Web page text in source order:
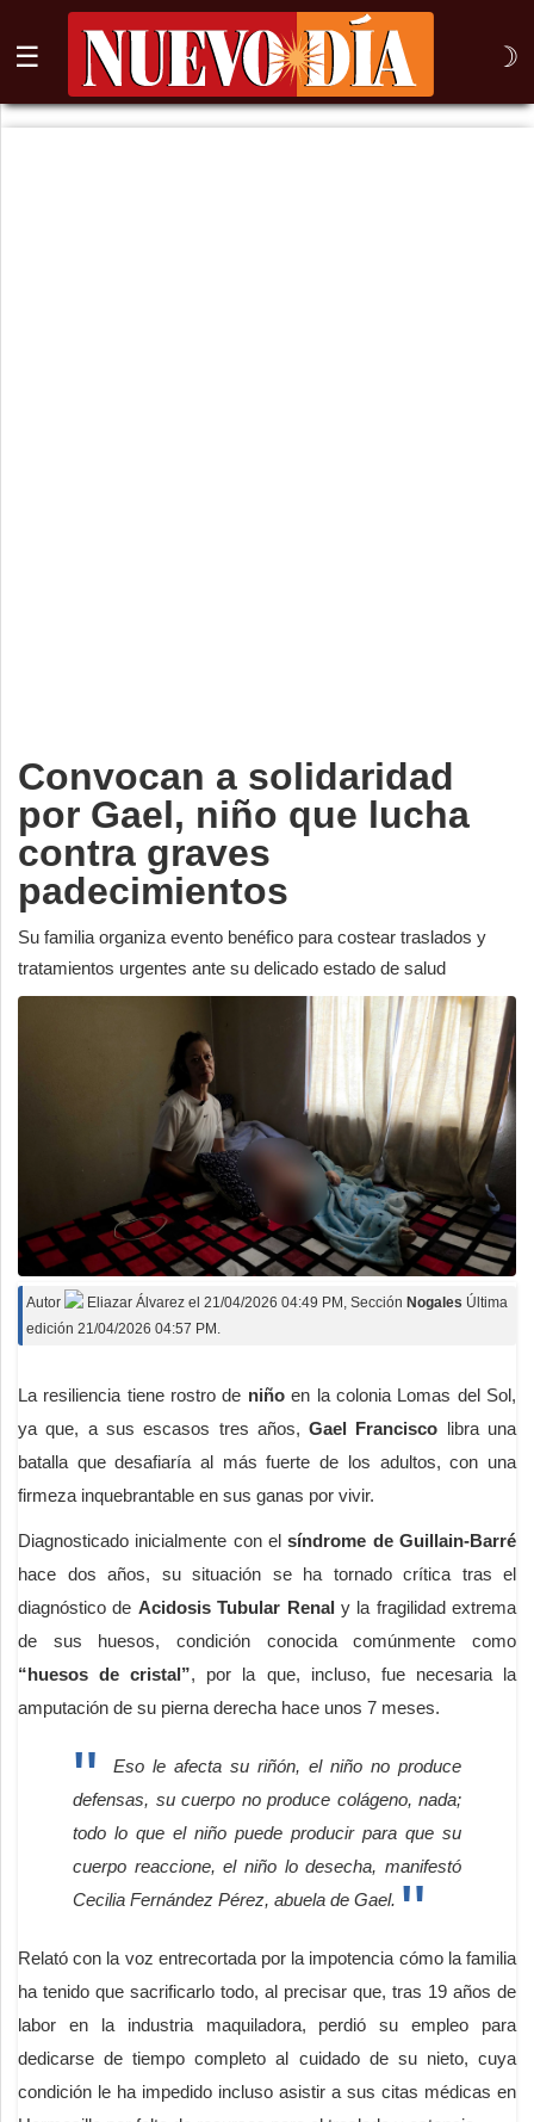
☰ ☽
⌕
Convocan a solidaridad
por Gael, niño que lucha
contra graves
padecimientos
Su familia organiza evento benéfico para costear traslados y
tratamientos urgentes ante su delicado estado de salud
Autor Eliazar Álvarez el 21/04/2026 04:49 PM , Sección Nogales Última
edición 21/04/2026 04:57 PM.
La resiliencia tiene rostro de niñoen la colonia Lomas del Sol,
ya que, a sus escasos tres años,Gael Francisco libra una
batalla que desafiaría al más fuerte de los adultos, con una
firmeza inquebrantable en sus ganas por vivir.
Diagnosticado inicialmente con elsíndrome de Guillain-Barré
hace dos años, su situación se ha tornado crítica tras el
diagnóstico de Acidosis Tubular Renal y la fragilidad extrema
de sus huesos, condición conocida comúnmente como
“huesos de cristal”, por la que, incluso, fue necesaria la
amputación de su pierna derecha hace unos 7 meses.
Eso le afecta su riñón, el niño no produce
defensas, su cuerpo no produce colágeno, nada;
todo lo que el niño puede producir para que su
cuerpo reaccione, el niño lo desecha, manifestó
Cecilia Fernández Pérez, abuela de Gael.
Relató con la voz entrecortada por la impotencia cómo la familia
ha tenido que sacrificarlo todo, al precisar que, tras 19 años de
labor en la industria maquiladora, perdió su empleo para
dedicarse de tiempo completo al cuidado de su nieto, cuya
condición le ha impedido incluso asistir a sus citas médicas en